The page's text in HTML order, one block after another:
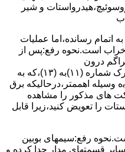
و ﺷﯿﺮ
ﺑﻪ اﺗﻤﺎم رﺳﺎﻧﺪه،اﻣﺎ ﻋﻤﻠﯿﺎت
ﻫﯿﺪرواﺳﺘﺎت ﺧﺮاب اﺳﺖ.نحوه رﻓﻊ:ﭘﺲ از
درون
ﻫﯿﺪرواﺳﺘﺎت،میبایست ﮐﻨﺘﺎﮐﺖ ﻣﺸﺘﺮک شماره (۱۱)به (۱۳)،ﮐﻪ ﺑﻪ
اهممتر،درحالیکه ﺑﺮق
ﻫﺎی ﻣﺬﮐﻮر را ﻣﺸﺎﻫﺪه
را ﺗﻌﻮﯾﺾ ﮐﻨﯿﺪ،زﯾﺮا قابل
رﻓﻊ:سیمهای ﺑﻮﺑﯿﻦ
قسمتهای ﻣﺪار ﺟﺪا کرده و